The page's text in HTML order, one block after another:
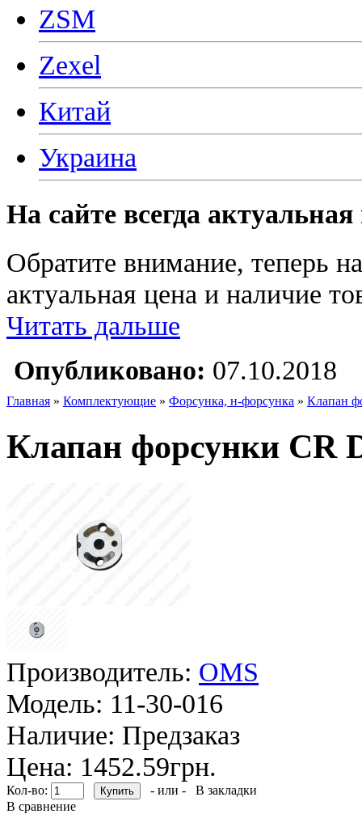
ZSM
Zexel
Китай
Украина
На сайте всегда
Обратите внимание, теперь
актуальная цена и наличие
Читать дальше
Опубликовано: 07.10.2018
Главная » Комплектующие » Форсунка, н-форсунка » Клапан
Клапан форсунки CR
Производитель: OMS
Модель: 11-30-016
Наличие: Предзаказ
Цена: 1452.59грн.
Кол-во: - или -
В закладки
В сравнение